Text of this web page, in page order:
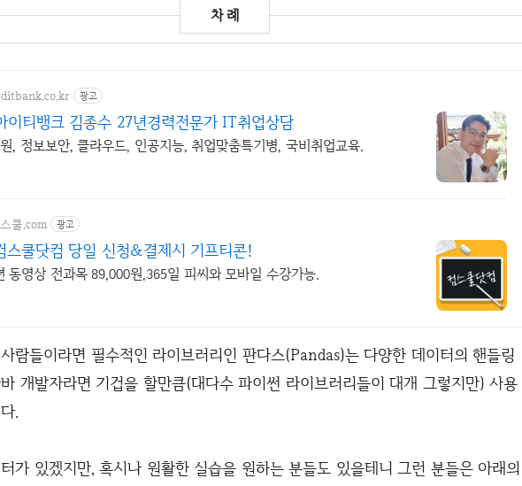
광고
이티뱅크 김종수 27년경력전문가 IT취업상담
, 정보보안, 클라우드, 인공지능, 취업맞춤특기병, 국비취업교육.
쿨.com 광고
스쿨닷컴 당일 신청&결제시 기프티콘!
동영상 전과목 89,000원,365일 피씨와 모바일 수강가능.
람들이라면 필수적인 라이브러리인 판다스(Pandas)는 다양한 데이터의 핸들링
개발자라면 기겁을 할만큼(대다수 파이썬 라이브러리들이 대개 그렇지만) 사용
.
가 있겠지만, 혹시나 원활한 실습을 원하는 분들도 있을테니 그런 분들은 아래의